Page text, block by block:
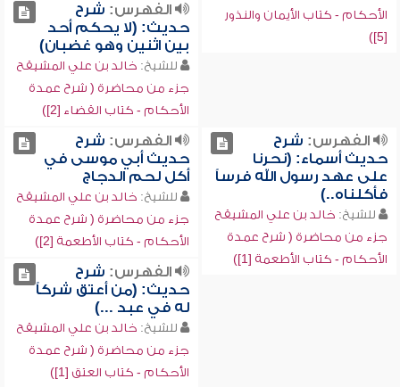
الأحكام - كتاب الأيمان والنذور
[5])
الفهرس: شرح
حديث: (لا يحكم أحد
بين اثنين وهو غضبان)
للشيخ: خالد بن علي المشيقح
جزء من محاضرة ( شرح عمدة
الأحكام - كتاب القضاء [2])
الفهرس: شرح
حديث أسماء: (نحرنا
على عهد رسول الله فرساً
فأكلناه..)
للشيخ: خالد بن علي المشيقح
جزء من محاضرة ( شرح عمدة
الأحكام - كتاب الأطعمة [1])
الفهرس: شرح
حديث أبي موسى في
أكل لحم الدجاج
للشيخ: خالد بن علي المشيقح
جزء من محاضرة ( شرح عمدة
الأحكام - كتاب الأطعمة [2])
الفهرس: شرح
حديث: (من أعتق شركاً
له في عبد ...)
للشيخ: خالد بن علي المشيقح
جزء من محاضرة ( شرح عمدة
الأحكام - كتاب العتق [1])